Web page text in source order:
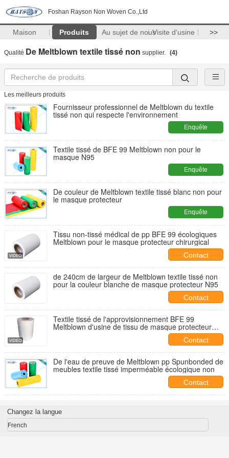
Foshan Rayson Non Woven Co.,Ltd
Maison Produits Au sujet de nousVisite d'usine >>
Qualité De Meltblown textile tissé non supplier. (4)
Les meilleurs produits
Fournisseur professionnel de Meltblown du textile
tissé non qui respecte l'environnement
Enquête
maintenant
Textile tissé de BFE 99 Meltblown non pour le
masque N95
Enquête
maintenant
De couleur de Meltblown textile tissé blanc non pour
le masque protecteur
Enquête
maintenant
Tissu non-tissé médical de pp BFE 99 écologiques
Meltblown pour le masque protecteur chirurgical
Contact
de 240cm de largeur de Meltblown textile tissé non
pour la couleur blanche de masque protecteur N95
Contact
Textile tissé de l'approvisionnement BFE 99
Meltblown d'usine de tissu de masque protecteur
Contact
De l'eau de preuve de Meltblown pp Spunbonded de
meubles textile tissé imperméable écologique non
Contact
Changez la langue
French